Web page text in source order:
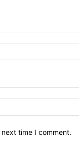
time I comment.